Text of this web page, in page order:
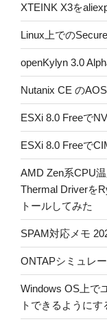
XTEINK X3を
Linux上での
openKylyn 3.0
Nutanix CE の
ESXi 8.0 Freeで
ESXi 8.0 Freeで
AMD Zen系CPU
Thermal Driverを
トールしてみた
SPAM対応メモ
ONTAPシミュレ
Windows OS上で
トできるようにす